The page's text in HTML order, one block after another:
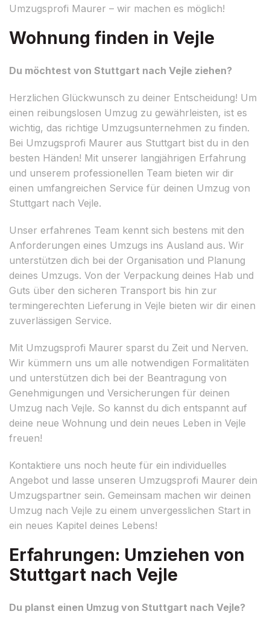
Umzugsprofi Maurer – wir machen es möglich!
Wohnung finden in Vejle
Du möchtest von Stuttgart nach Vejle ziehen?
Herzlichen Glückwunsch zu deiner Entscheidung! Um
einen reibungslosen Umzug zu gewährleisten, ist es
wichtig, das richtige Umzugsunternehmen zu finden.
Bei Umzugsprofi Maurer aus Stuttgart bist du in den
besten Händen! Mit unserer langjährigen Erfahrung
und unserem professionellen Team bieten wir dir
einen umfangreichen Service für deinen Umzug von
Stuttgart nach Vejle.
Unser erfahrenes Team kennt sich bestens mit den
Anforderungen eines Umzugs ins Ausland aus. Wir
unterstützen dich bei der Organisation und Planung
deines Umzugs. Von der Verpackung deines Hab und
Guts über den sicheren Transport bis hin zur
termingerechten Lieferung in Vejle bieten wir dir einen
zuverlässigen Service.
Mit Umzugsprofi Maurer sparst du Zeit und Nerven.
Wir kümmern uns um alle notwendigen Formalitäten
und unterstützen dich bei der Beantragung von
Genehmigungen und Versicherungen für deinen
Umzug nach Vejle. So kannst du dich entspannt auf
deine neue Wohnung und dein neues Leben in Vejle
freuen!
Kontaktiere uns noch heute für ein individuelles
Angebot und lasse unseren Umzugsprofi Maurer dein
Umzugspartner sein. Gemeinsam machen wir deinen
Umzug nach Vejle zu einem unvergesslichen Start in
ein neues Kapitel deines Lebens!
Erfahrungen: Umziehen von
Stuttgart nach Vejle
Du planst einen Umzug von Stuttgart nach Vejle?